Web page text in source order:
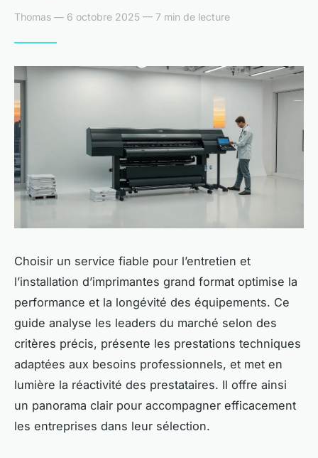
Thomas — 6 octobre 2025 — 7 min de lecture
Choisir un service fiable pour l’entretien et
l’installation d’imprimantes grand format optimise la
performance et la longévité des équipements. Ce
guide analyse les leaders du marché selon des
critères précis, présente les prestations techniques
adaptées aux besoins professionnels, et met en
lumière la réactivité des prestataires. Il offre ainsi
un panorama clair pour accompagner efficacement
les entreprises dans leur sélection.